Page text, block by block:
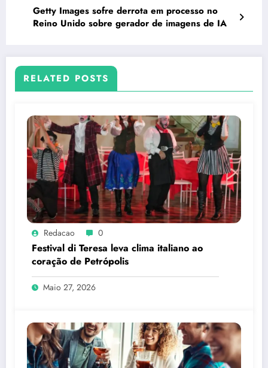
Getty Images sofre derrota em processo no
Reino Unido sobre gerador de imagens de IA
RELATED POSTS
Redacao 0
Festival di Teresa leva clima italiano ao
coração de Petrópolis
Maio 27, 2026